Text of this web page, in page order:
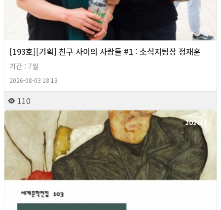
[193호][기획] 친구 사이의 사람들 #1 : 소식지팀장 정재훈
기간 : 7월
2026-08-03 18:13
110
2026년